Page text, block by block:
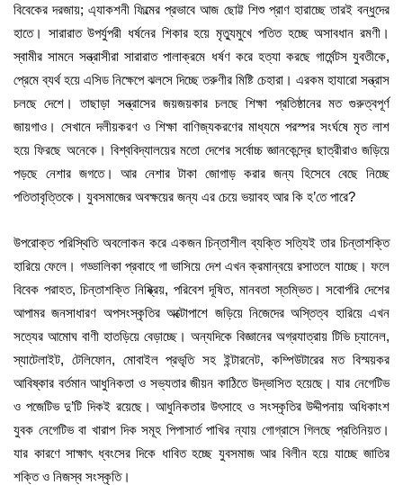
বিবেকের দরজায়; এ্যাকশনী ফিল্মের প্রভাবে আজ ছোট্ট শিশু প্রাণ হারাচ্ছে তারই বন্ধুদের
হাতে। সারারাত উপর্যুপরী ধর্ষনের শিকার হয়ে মৃত্যুমুখে পতিত হচ্ছে অসাবধান রমণী।
স্বামীর সামনে সন্ত্রাসীরা সারারাত পালাক্রমে ধর্ষণ করে হত্যা করছে গার্মেন্টস যুবতীকে,
প্রেমে ব্যর্থ হয়ে এসিড নিক্ষেপে ঝলসে দিচ্ছে তরুণীর মিষ্টি চেহারা। এরকম হাযারো সন্ত্রাস
চলছে দেশে। তাছাড়া সন্ত্রাসের জয়জয়কার চলছে শিক্ষা প্রতিষ্ঠানের মত গুরুত্বপূর্ণ
জায়গাও। সেখানে দলীয়করণ ও শিক্ষা বাণিজ্যকরণের মাধ্যমে পরস্পর সংর্ঘষে মৃত লাশ
হয়ে ফিরছে অনেকে। বিশ্ববিদ্যালয়ের মতো দেশের সর্বোচ্চ জ্ঞানকেন্দ্রে ছাত্রীরাও জড়িয়ে
পড়ছে নেশার জগতে। আর নেশার টাকা জোগাড় করার জন্য হিসেবে বেছে নিচ্ছে
পতিতাবৃত্তিকে। যুবসমাজের অবক্ষয়ের জন্য এর চেয়ে ভয়াবহ আর কি হ’তে পারে?
উপরোক্ত পরিস্থিতি অবলোকন করে একজন চিন্তাশীল ব্যক্তি সত্যিই তার চিন্তাশক্তি
হারিয়ে ফেলে। গড্ডালিকা প্রবাহে গা ভাসিয়ে দেশ এখন ক্রমান্বয়ে রসাতলে যাচ্ছে। ফলে
বিবেক পরাহত, চিন্তাশক্তি নিষ্ক্রিয়, পরিবেশ দূষিত, মানবতা স্তম্ভিত। সবোর্পরি দেশের
আপামর জনসাধারণ অপসংস্কৃতির অক্টোপাশে জড়িয়ে নিজেদের অস্তিত্ব হারিয়ে এখন
সত্যের আমোঘ বাণী হাতড়িয়ে বেড়াচ্ছে। অন্যদিকে বিজ্ঞানের অগ্রযাত্রায় টিভি চ্যানেল,
স্যাটেলাইট, টেলিফোন, মোবাইল প্রভৃতি সহ ইন্টারনেট, কম্পিউটারের মত বিস্ময়কর
আবিষ্কার বর্তমান আধুনিকতা ও সভ্যতার জীয়ন কাঠিতে উদ্ভাসিত হয়েছে। যার নেগেটিভ
ও পজেটিভ দু’টি দিকই রয়েছে। আধুনিকতার উৎসাহে ও সংস্কৃতির উদ্দীপনায় অধিকাংশ
যুবক নেগেটিভ বা খারাপ দিক সমূহ পিপাসার্ত পাখির ন্যায় গোগ্রাসে গিলছে প্রতিনিয়ত।
যার কারণে সাক্ষাৎ ধ্বংসের দিকে ধাবিত হচ্ছে যুবসমাজ আর বিলীন হয়ে যাচ্ছে জাতির
শক্তি ও নিজস্ব সংস্কৃতি।